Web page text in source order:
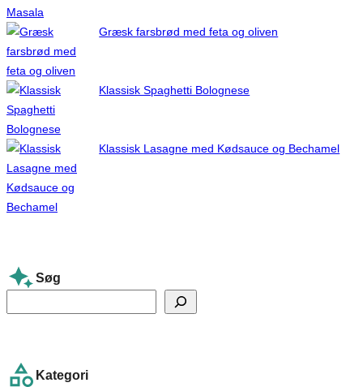
Græsk farsbrød med feta og oliven
Klassisk Spaghetti Bolognese
Klassisk Lasagne med Kødsauce og Bechamel
Søg
e
c
Kategori